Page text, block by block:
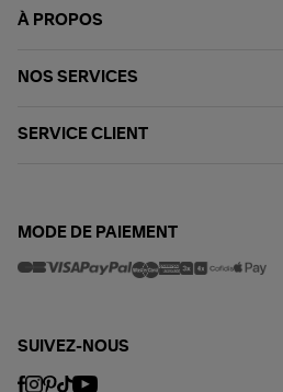
À PROPOS
NOS SERVICES
SERVICE CLIENT
MODE DE PAIEMENT
SUIVEZ-NOUS